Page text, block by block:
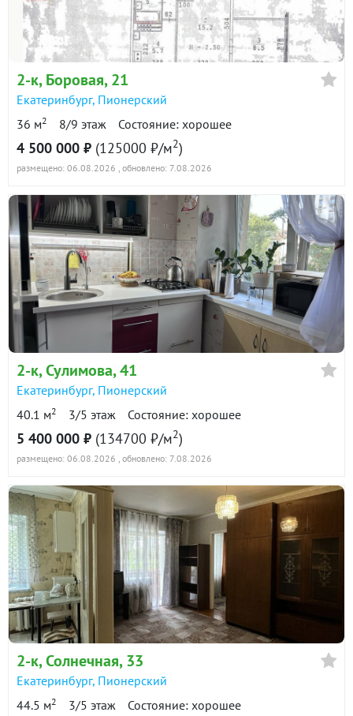
в продаже 116600 ₽/м²
Показать всю историю: 11 предложений →
2-к, Боровая, 21
Екатеринбург, Пионерский
36 м2 8/9 этаж Состояние: хорошее
4 500 000 ₽ (125000 ₽/м2)
размещено: 06.08.2026 , обновлено: 7.08.2026
2-к, Сулимова, 41
Екатеринбург, Пионерский
40.1 м2 3/5 этаж Состояние: хорошее
5 400 000 ₽ (134700 ₽/м2)
размещено: 06.08.2026 , обновлено: 7.08.2026
2-к, Солнечная, 33
Екатеринбург, Пионерский
44.5 м2 3/5 этаж Состояние: хорошее